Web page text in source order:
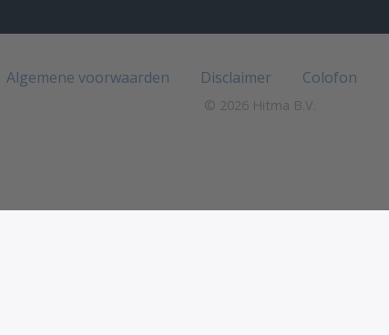
Algemene voorwaarden Disclaimer Colofon
© 2026 Hitma B.V.